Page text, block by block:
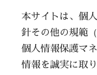
本サイトは、個
針その他の規範
個人情報保護マ
情報を誠実に取